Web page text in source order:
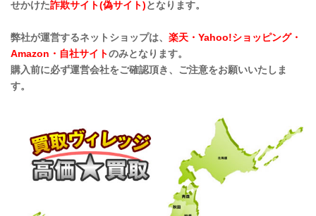
せかけた詐欺サイト(偽サイト)となります。
弊社が運営するネットショップは、 楽天・Yahoo!ショッピング・
Amazon・自社サイトのみとなります。
購入前に必ず運営会社をご確認頂き、ご注意をお願いいたしま
す。